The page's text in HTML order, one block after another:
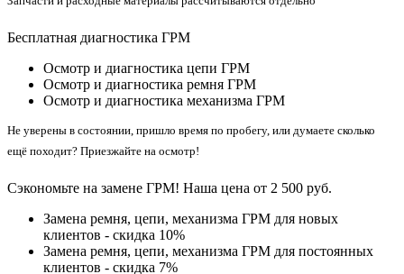
Бесплатная диагностика ГРМ
Осмотр и диагностика цепи ГРМ
Осмотр и диагностика ремня ГРМ
Осмотр и диагностика механизма ГРМ
Не уверены в состоянии, пришло время по пробегу, или думаете сколько
ещё походит? Приезжайте на осмотр!
Сэкономьте на замене ГРМ! Наша цена от 2 500 руб.
Замена ремня, цепи, механизма ГРМ для новых
клиентов - скидка 10%
Замена ремня, цепи, механизма ГРМ для постоянных
клиентов - скидка 7%